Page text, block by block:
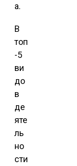
а.
В
топ
-5
ви
до
в
де
яте
ль
но
сти